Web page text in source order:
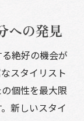
への発見
絶好の機会が
スタイリスト
個性を最大限
新しいスタイ